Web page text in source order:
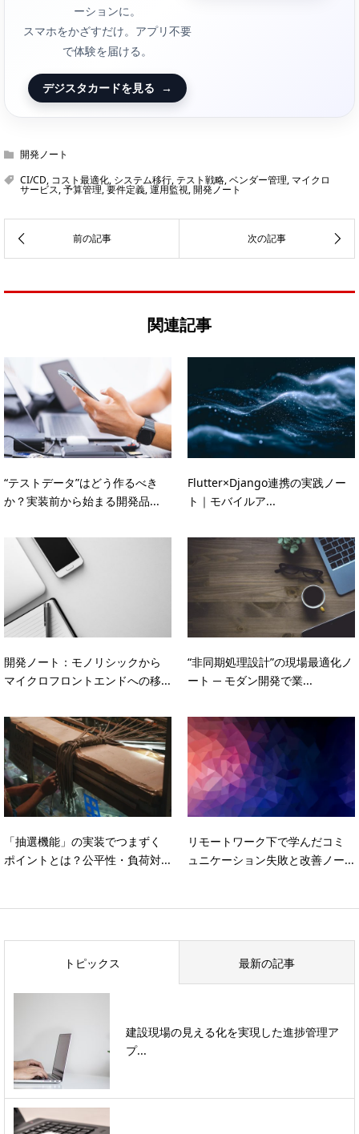
ーションに。
スマホをかざすだけ。アプリ不要
で体験を届ける。
デジスタカードを見る →
開発ノート
CI/CD, コスト最適化, システム移行,テスト戦略,ベンダー管理, マイクロ
サービス,予算管理,要件定義,運用監視,開発ノート
関連記事
“テストデータ”はどう作るべき
か？実装前から始まる開発品...
Flutter×Django連携の実践ノー
ト｜モバイルア...
開発ノート：モノリシックから
マイクロフロントエンドへの移...
“非同期処理設計”の現場最適化ノ
ート ─ モダン開発で業...
「抽選機能」の実装でつまずく
ポイントとは？公平性・負荷対...
リモートワーク下で学んだコミ
ュニケーション失敗と改善ノー...
トピックス 最新の記事
建設現場の見える化を実現した進捗管理ア
プ...